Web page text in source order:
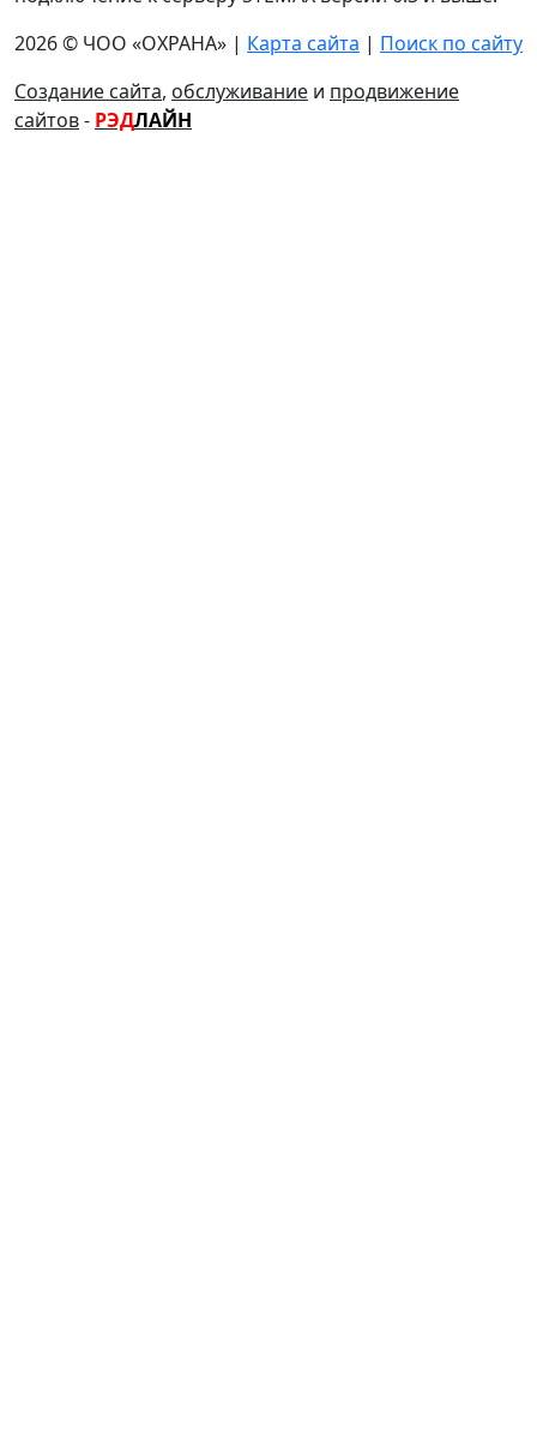
2026 © ЧОО «ОХРАНА» | Карта сайта | Поиск по сайту
Создание сайта, обслуживание и продвижение
сайтов- РЭДЛАЙН